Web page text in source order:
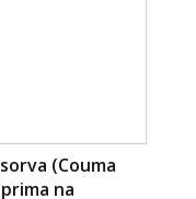
(Couma
na